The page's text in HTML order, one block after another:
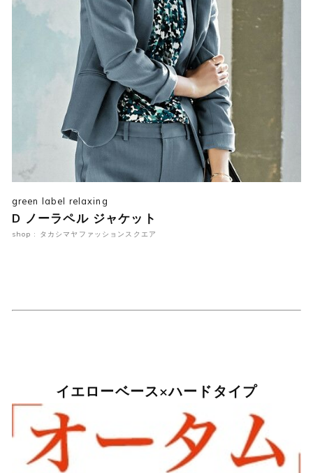
green label relaxing
D ノーラペル ジャケット
shop : タカシマヤファッションスクエア
イエローベース×ハードタイプ